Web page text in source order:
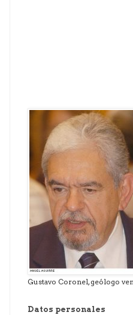
Gustavo Coronel, geólogo
Datos personales